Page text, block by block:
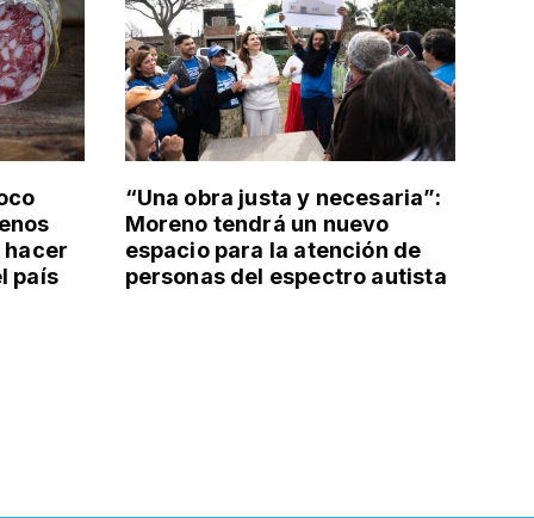
hacer
país
“Una obra justa y necesaria”:
Moreno tendrá un nuevo
espacio para la atención de
personas del espectro autista